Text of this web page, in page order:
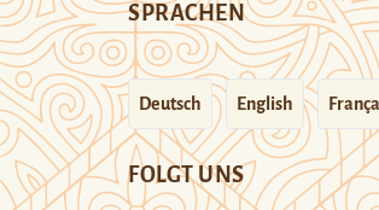
SPRACHEN
Deutsch English
FOLGT UNS